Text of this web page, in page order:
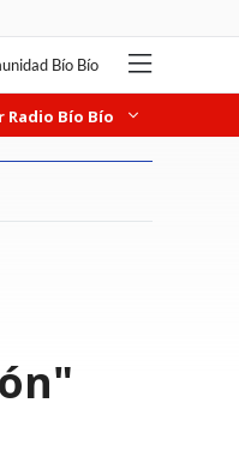
Bío Bío
Radio Bío Bío